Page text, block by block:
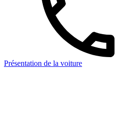
Présentation de la voiture